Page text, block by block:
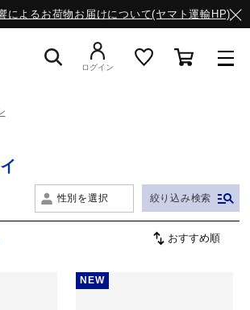
によるお荷物お届けについて(ヤマト運輸HP)
タイルウエア
／フットサル
ログイン
性別を選択 絞り込み検索
NEW